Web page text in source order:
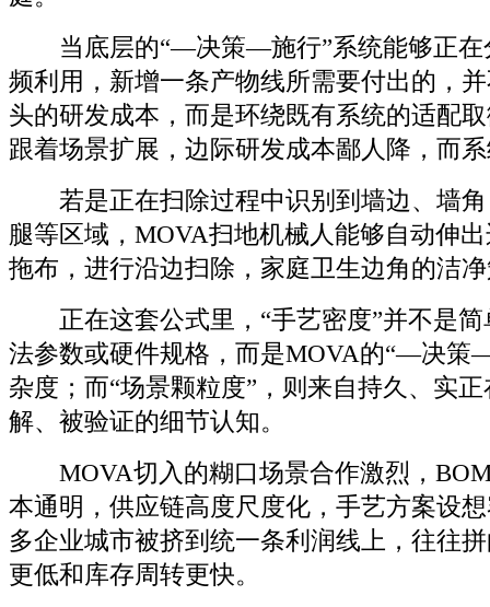
当底层的“—决策—施行”系统能够正在
频利用，新增一条产物线所需要付出的，
头的研发成本，而是环绕既有系统的适配
跟着场景扩展，边际研发成本鄙人降，而
若是正在扫除过程中识别到墙边、墙角
腿等区域，MOVA扫地机械人能够自动伸
拖布，进行沿边扫除，家庭卫生边角的洁
正在这套公式里，“手艺密度”并不是简
法参数或硬件规格，而是MOVA的“—决策
杂度；而“场景颗粒度”，则来自持久、实
解、被验证的细节认知。
MOVA切入的糊口场景合作激烈，
本通明，供应链高度尺度化，手艺方案设
多企业城市被挤到统一条利润线上，往往
更低和库存周转更快。